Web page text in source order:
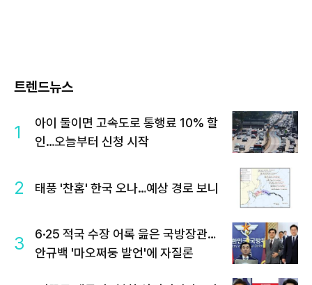
트렌드뉴스
1
아이 둘이면 고속도로 통행료 10% 할
인…오늘부터 신청 시작
2 태풍 '찬홈' 한국 오나…예상 경로 보니
3
6·25 적국 수장 어록 읊은 국방장관…
안규백 '마오쩌둥 발언'에 자질론